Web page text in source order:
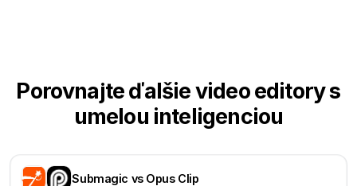
Porovnajte ďalšie video editory s
umelou inteligenciou
Submagic vs Opus Clip